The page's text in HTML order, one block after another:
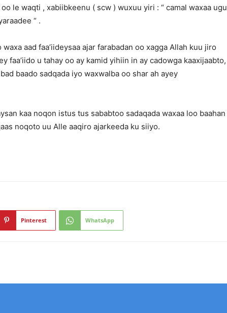
le waqti , xabiibkeenu ( scw ) wuxuu yiri : “ camal waxaa ugu
“ .
aad faa’iideysaa ajar farabadan oo xagga Allah kuu jiro
faa’iido u tahay oo ay kamid yihiin in ay cadowga kaaxijaabto,
baado sadqada iyo waxwalba oo shar ah ayey
kaa noqon istus tus sababtoo sadaqada waxaa loo baahan
noqoto uu Alle aaqiro ajarkeeda ku siiyo.
Pinterest WhatsApp